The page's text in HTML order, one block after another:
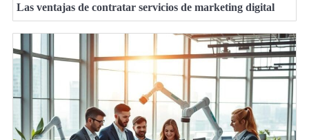
Las ventajas de contratar servicios de marketing digital